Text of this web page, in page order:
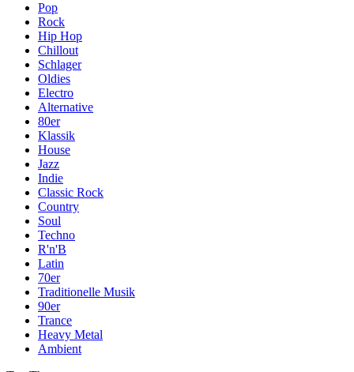
Pop
Rock
Hip Hop
Chillout
Schlager
Oldies
Electro
Alternative
80er
Klassik
House
Jazz
Indie
Classic Rock
Country
Soul
Techno
R'n'B
Latin
70er
Traditionelle Musik
90er
Trance
Heavy Metal
Ambient